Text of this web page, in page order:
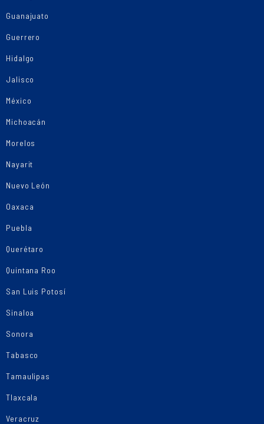
Guanajuato
Guerrero
Hidalgo
Jalisco
México
Michoacán
Morelos
Nayarit
Nuevo León
Oaxaca
Puebla
Querétaro
Quintana Roo
San Luis Potosí
Sinaloa
Sonora
Tabasco
Tamaulipas
Tlaxcala
Veracruz